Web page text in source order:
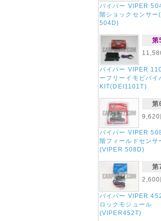
バイパー VIPER
階ショックセンサー
504D)
第
バイパー VIPER
ーフリーイモビバイ
KIT(DEI1101T)
第
9,620
バイパー VIPER
階フィールドセンサ
(VIPER 508D)
第
2,600
バイパー VIPER
ロックモジュール
(VIPER452T)